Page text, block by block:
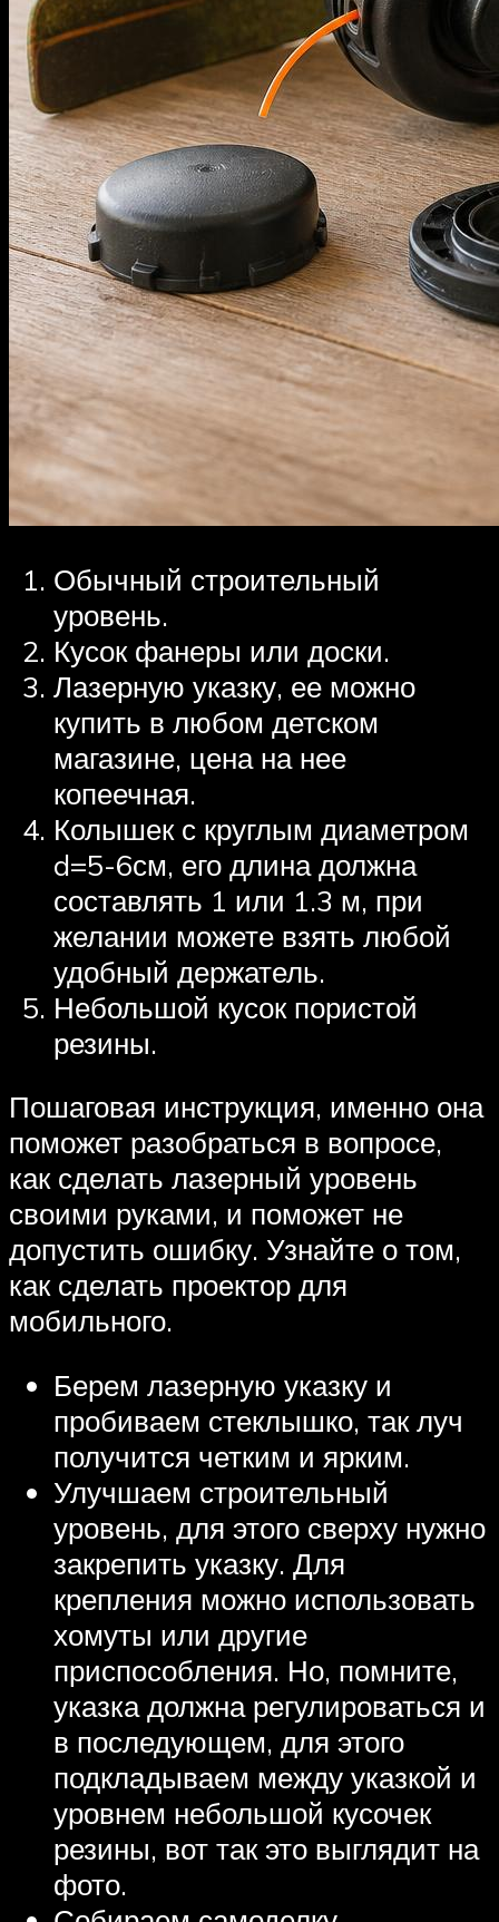
Обычный строительный
уровень.
Кусок фанеры или доски.
Лазерную указку, ее можно
купить в любом детском
магазине, цена на нее
копеечная.
Колышек с круглым диаметром
d=5-6см, его длина должна
составлять 1 или 1.3 м, при
желании можете взять любой
удобный держатель.
Небольшой кусок пористой
резины.
Пошаговая инструкция, именно она
поможет разобраться в вопросе,
как сделать лазерный уровень
своими руками, и поможет не
допустить ошибку. Узнайте о том,
как сделать проектор для
мобильного.
Берем лазерную указку и
пробиваем стеклышко, так луч
получится четким и ярким.
Улучшаем строительный
уровень, для этого сверху нужно
закрепить указку. Для
крепления можно использовать
хомуты или другие
приспособления. Но, помните,
указка должна регулироваться и
в последующем, для этого
подкладываем между указкой и
уровнем небольшой кусочек
резины, вот так это выглядит на
фото.